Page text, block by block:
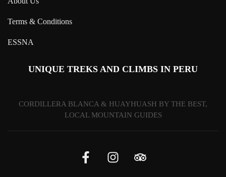
Terms & Conditions
ESSNA
UNIQUE TREKS AND CLIMBS IN PERU
CORDILLERA BLANCA & HUAYHUASH BY THE BEST,
LOCAL MOUNTAIN GUIDES